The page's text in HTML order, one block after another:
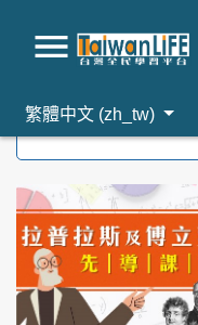
繁體中文 ‎(zh_tw)‎